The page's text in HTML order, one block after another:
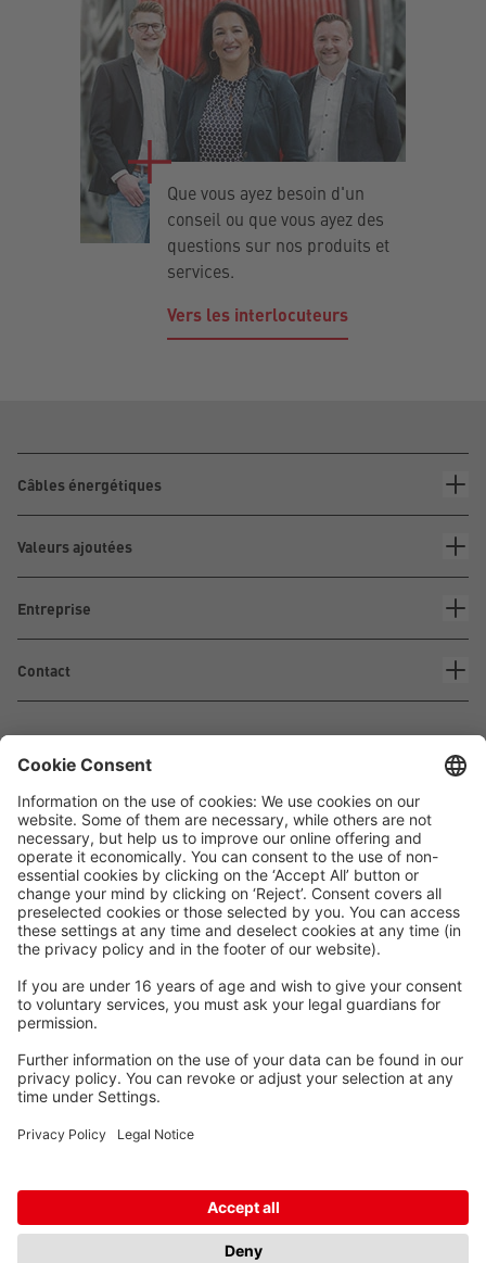
Que vous ayez besoin d'un
conseil ou que vous ayez des
questions sur nos produits et
services.
Vers les interlocuteurs
Câbles énergétiques
Valeurs ajoutées
Entreprise
Contact
Waskönig+Walter
Kabel-Werk GmbH u. Co. KG
Ostermoorstraße 77
26683 Saterland
Téléphone +49 4498 88-0
Fax +49 4498 88-900
info[att]waskoenig.de